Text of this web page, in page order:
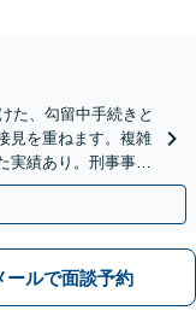
た、勾留中手続きと
見を重ねます。複雑
実績あり。刑事事件
応】
ールで面談予約